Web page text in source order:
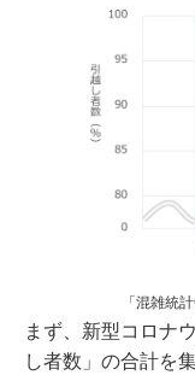
「混雑統
まず、新型コロナ
し者数」の合計を